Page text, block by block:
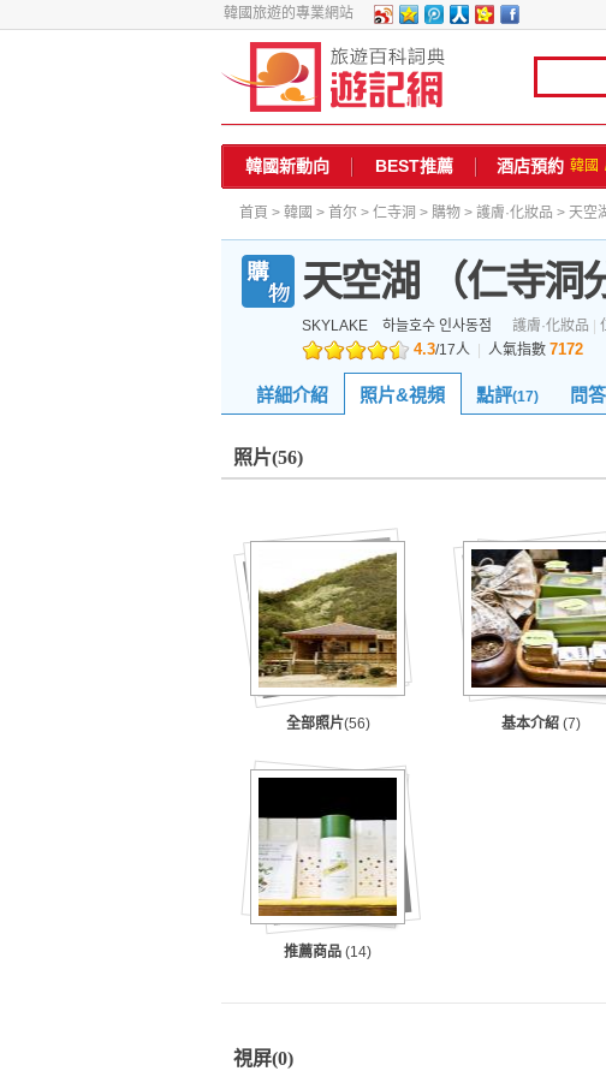
韓國旅遊的專業網站
韓國新動向 BEST推薦 酒店預約 韓國
首頁 > 韓國 > 首尔 > 仁寺洞 > 購物 > 護膚·化妝品 > 天空
天空湖 （仁寺洞
SKYLAKE 하늘호수 인사동점 護膚·化妝品
4.3/17人 人氣指數 7172
詳細介紹 照片&視頻 點評(17) 問答
照片(56)
全部照片(56) 基本介紹 (7)
推薦商品 (14)
視屏(0)